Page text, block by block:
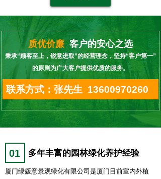
质优价廉客户的安心之选
秉承“顾客至上，锐意进取”的经营理念，坚持“客户第一”
的原则为广大客户提供优质的服务。
联系方式：张先生 13600970260
01 多年丰富的园林绿化养护经验
厦门绿媛意景观绿化有限公司是厦门目前室内外植